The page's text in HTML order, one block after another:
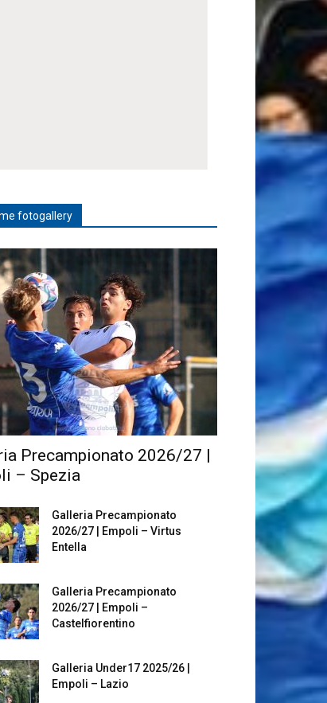
fotogallery
Precampionato 2026/27 |
– Spezia
Galleria Precampionato
2026/27 | Empoli – Virtus
Entella
Galleria Precampionato
2026/27 | Empoli –
Castelfiorentino
Galleria Under17 2025/26 |
Empoli – Lazio